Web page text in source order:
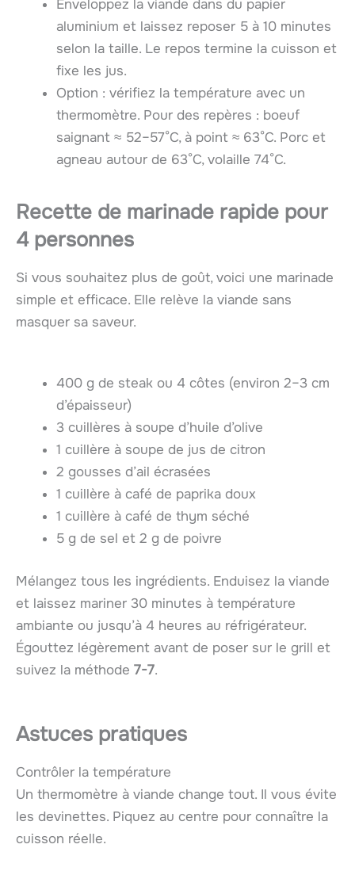
Enveloppez la viande dans du papier
aluminium et laissez reposer 5 à 10 minutes
selon la taille. Le repos termine la cuisson et
fixe les jus.
Option : vérifiez la température avec un
thermomètre. Pour des repères : boeuf
saignant ≈ 52–57°C, à point ≈ 63°C. Porc et
agneau autour de 63°C, volaille 74°C.
Recette de marinade rapide pour
4 personnes
Si vous souhaitez plus de goût, voici une marinade
simple et efficace. Elle relève la viande sans
masquer sa saveur.
400 g de steak ou 4 côtes (environ 2–3 cm
d’épaisseur)
3 cuillères à soupe d’huile d’olive
1 cuillère à soupe de jus de citron
2 gousses d’ail écrasées
1 cuillère à café de paprika doux
1 cuillère à café de thym séché
5 g de sel et 2 g de poivre
Mélangez tous les ingrédients. Enduisez la viande
et laissez mariner 30 minutes à température
ambiante ou jusqu’à 4 heures au réfrigérateur.
Égouttez légèrement avant de poser sur le grill et
suivez la méthode 7-7.
Astuces pratiques
Contrôler la température
Un thermomètre à viande change tout. Il vous évite
les devinettes. Piquez au centre pour connaître la
cuisson réelle.